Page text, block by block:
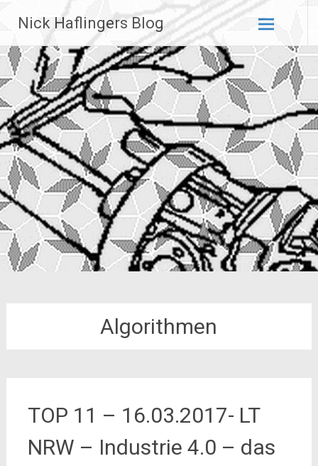
Inhalt
springen
Nick Haflingers Blog
Algorithmen
TOP 11 – 16.03.2017- LT
NRW – Industrie 4.0 – das